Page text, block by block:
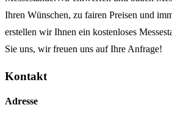
Ihren Wünschen, zu fairen Preisen und
erstellen wir Ihnen ein kostenloses
Sie uns, wir freuen uns auf Ihre Anfrage!
Kontakt
Adresse